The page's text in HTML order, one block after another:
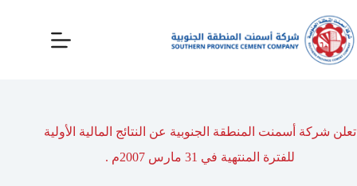
تعلن شركة أسمنت المنطقة الجنوبية عن النتائج المالية الأولية
للفترة المنتهية في 31 مارس 2007م .